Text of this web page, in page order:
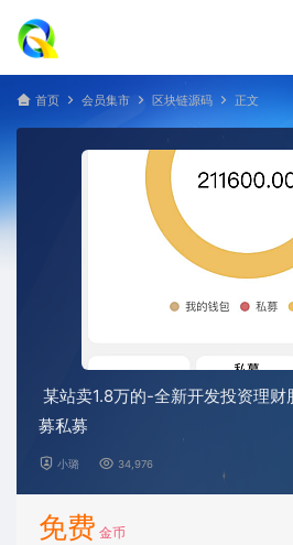
首页 会员集市 区块链源码 正文
某站卖1.8万的-全新开发投资理
募私募
小璐 34,976
免费 金币